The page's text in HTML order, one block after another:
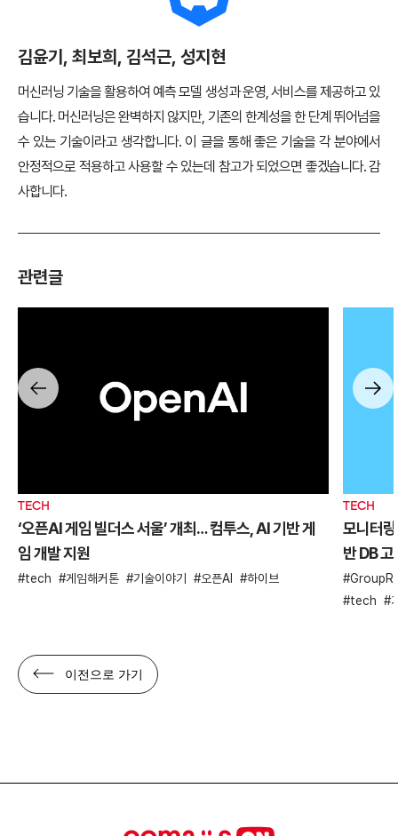
김윤기, 최보희, 김석근, 성지현
머신러닝 기술을 활용하여 예측 모델 생성과 운영, 서비스를 제공하고 있
습니다. 머신러닝은 완벽하지 않지만, 기존의 한계성을 한 단계 뛰어넘을
수 있는 기술이라고 생각합니다. 이 글을 통해 좋은 기술을 각 분야에서
안정적으로 적용하고 사용할 수 있는데 참고가 되었으면 좋겠습니다. 감
사합니다.
관련글
TECH
‘오픈AI 게임 빌더스 서울’ 개최… 컴투스, AI 기반 게
임 개발 지원
tech 게임해커톤 기술이야기 오픈AI 하이브
TECH
모니터
반 DB
tech
이전으로 가기